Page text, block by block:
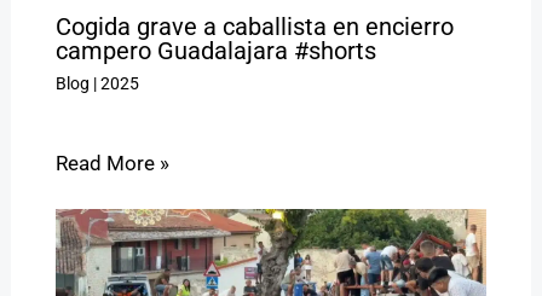
Cogida grave a caballista en encierro
campero Guadalajara #shorts
Blog |2025
Read More »